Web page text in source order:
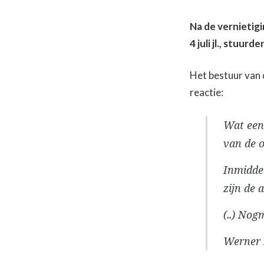
Na de
4 juli jl.,
Het bestuur van
reactie:
Wat
van de
zijn de
(..)
Werner